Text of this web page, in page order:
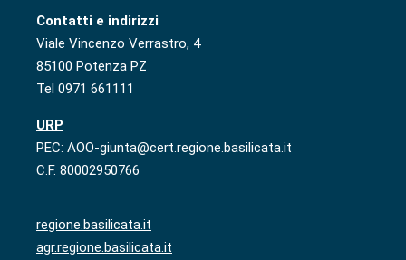
Contatti e indirizzi
Viale Vincenzo Verrastro, 4
85100 Potenza PZ
Tel 0971 661111
URP
PEC: AOO-giunta@cert.regione.basilicata.it
C.F. 80002950766
regione.basilicata.it
agr.regione.basilicata.it